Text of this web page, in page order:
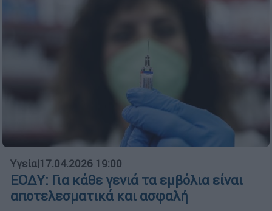
Υγεία|17.04.2026 19:00
ΕΟΔΥ: Για κάθε γενιά τα εμβόλια είναι
αποτελεσματικά και ασφαλή